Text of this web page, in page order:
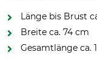
Länge bis Brust
Breite ca. 74 cm
Gesamtlänge ca.